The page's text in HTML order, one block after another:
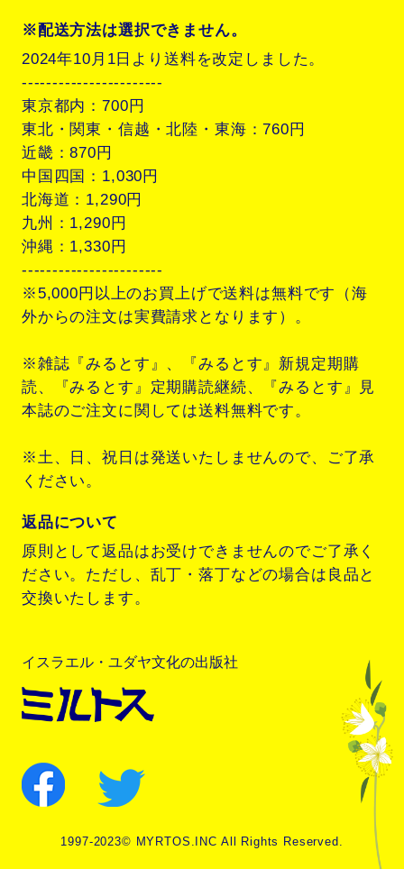
※配送方法は選択できません。
2024年10月1日より送料を改定しました。
-----------------------
東京都内：700円
東北・関東・信越・北陸・東海：760円
近畿：870円
中国四国：1,030円
北海道：1,290円
九州：1,290円
沖縄：1,330円
-----------------------
※5,000円以上のお買上げで送料は無料です（海
外からの注文は実費請求となります）。
※雑誌『みるとす』、『みるとす』新規定期購
読、『みるとす』定期購読継続、『みるとす』見
本誌のご注文に関しては送料無料です。
※土、日、祝日は発送いたしませんので、ご了承
ください。
返品について
原則として返品はお受けできませんのでご了承く
ださい。ただし、乱丁・落丁などの場合は良品と
交換いたします。
イスラエル・ユダヤ文化の出版社
1997-2023© MYRTOS.INC All Rights Reserved.